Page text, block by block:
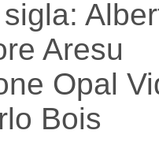
Aresu
Opal
Bois